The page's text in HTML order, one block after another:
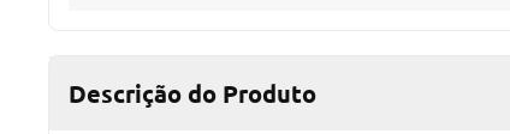
Descrição do Produto